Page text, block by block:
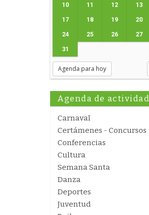
10 11 12 13
17 18 19 20
24 25 26 27
31
Agenda para hoy
Agenda de
Carnaval
Certámenes - Concursos
Conferencias
Cultura
Semana Santa
Danza
Deportes
Juventud